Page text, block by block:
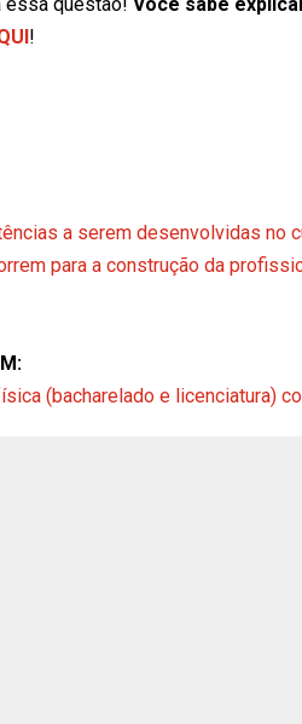
!
a serem desenvolvidas no
para a construção da
(bacharelado e licenciatura)